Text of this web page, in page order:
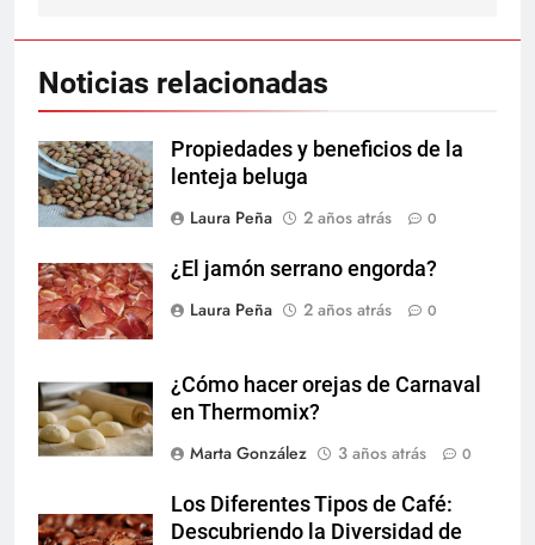
Noticias relacionadas
Propiedades y beneficios de la
lenteja beluga
Laura Peña
2 años atrás 0
¿El jamón serrano engorda?
Laura Peña
2 años atrás 0
¿Cómo hacer orejas de Carnaval
en Thermomix?
Marta González
3 años atrás 0
Los Diferentes Tipos de Café:
Descubriendo la Diversidad de